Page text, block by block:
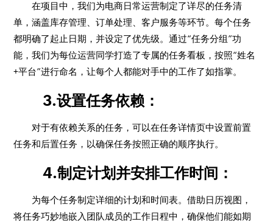
在项目中，我们为电商日常运营制定了详尽的任务清
单，涵盖库存管理、订单处理、客户服务等环节。每个任务
都明确了起止日期，并设定了优先级。通过“任务分组”功
能，我们为每位运营同学打造了专属的任务看板，按照“姓名
+平台”进行命名，让每个人都能对手中的工作了如指掌。
3.设置任务依赖：
对于有依赖关系的任务，可以在任务详情页中设置前置
任务和后置任务，以确保任务按照正确的顺序执行。
4.制定计划并安排工作时间：
为每个任务制定详细的计划和时间表。借助日历视图，
将任务巧妙地嵌入团队成员的工作日程中，确保他们能如期